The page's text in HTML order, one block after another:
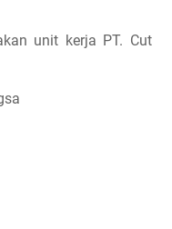
unit kerja PT. Cut